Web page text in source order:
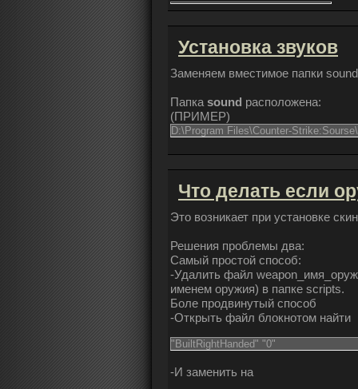
Установка звуков
Заменяем вместимое папки
Папка sound расположена:
(ПРИМЕР)
D:\Program Files\Counter-
Что делать если
Это возникает при установке
Решения проблемы два:
Самый простой способ:
-Удалить файл
именем оружия) в папке scripts.
Боле продвинутый способ
-Открыть файл блокнотом найти
"BuiltRightHanded" "0"
-И заменить на